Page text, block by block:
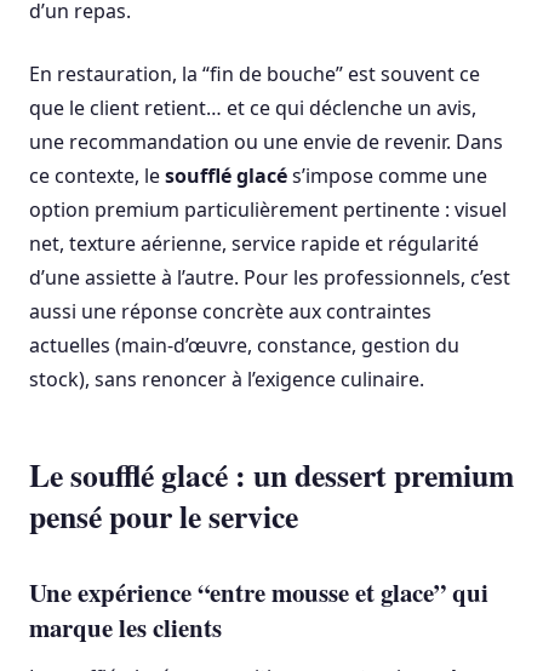
d’un repas.
En restauration, la “fin de bouche” est souvent ce
que le client retient… et ce qui déclenche un avis,
une recommandation ou une envie de revenir. Dans
ce contexte, lesoufflé glacés’impose comme une
option premium particulièrement pertinente : visuel
net, texture aérienne, service rapide et régularité
d’une assiette à l’autre. Pour les professionnels, c’est
aussi une réponse concrète aux contraintes
actuelles (main-d’œuvre, constance, gestion du
stock), sans renoncer à l’exigence culinaire.
Le soufflé glacé : un dessert premium
pensé pour le service
Une expérience “entre mousse et glace” qui
marque les clients